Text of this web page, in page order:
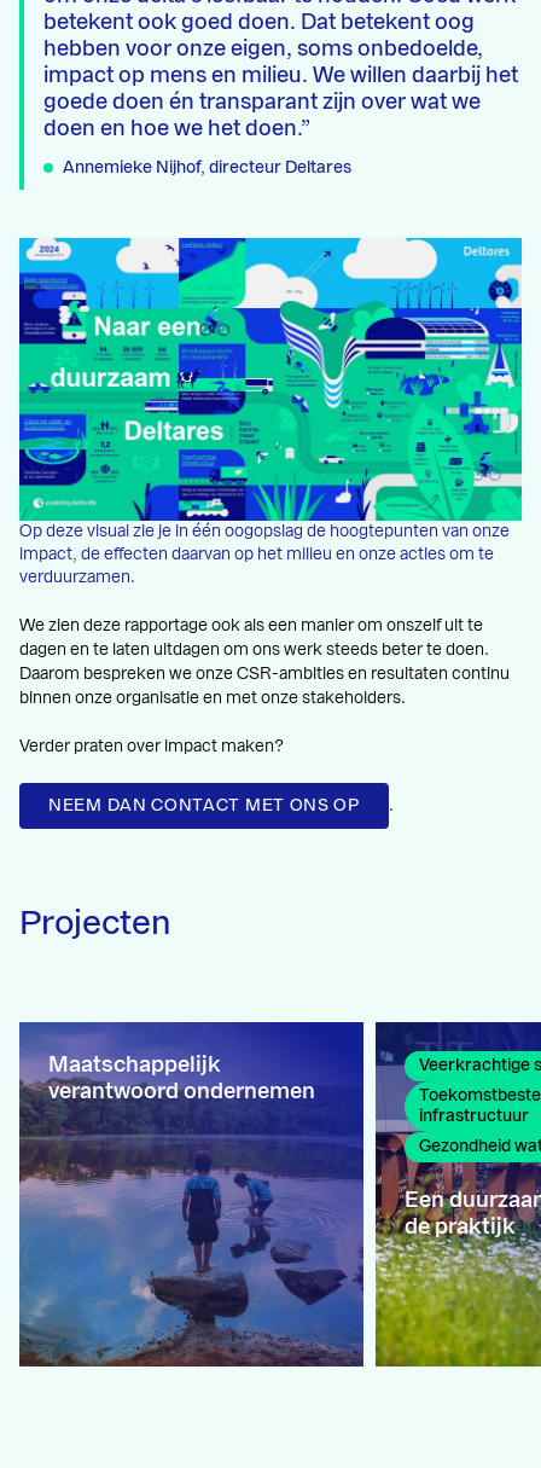
betekent ook goed doen. Dat betekent oog
hebben voor onze eigen, soms onbedoelde,
impact op mens en milieu. We willen daarbij het
goede doen én transparant zijn over wat we
doen en hoe we het doen.
Annemieke Nijhof, directeur Deltares
Op deze visual zie je in één oogopslag de hoogtepunten van onze
impact, de effecten daarvan op het milieu en onze acties om te
verduurzamen.
We zien deze rapportage ook als een manier om onszelf uit te
dagen en te laten uitdagen om ons werk steeds beter te doen.
Daarom bespreken we onze CSR-ambities en resultaten continu
binnen onze organisatie en met onze stakeholders.
Verder praten over impact maken?
NEEM DAN CONTACT MET ONS OP .
Projecten
Maatschappelijk
verantwoord ondernemen
Een
de praktijk
Veerkrachtige
infrastructuur
Gezondheid